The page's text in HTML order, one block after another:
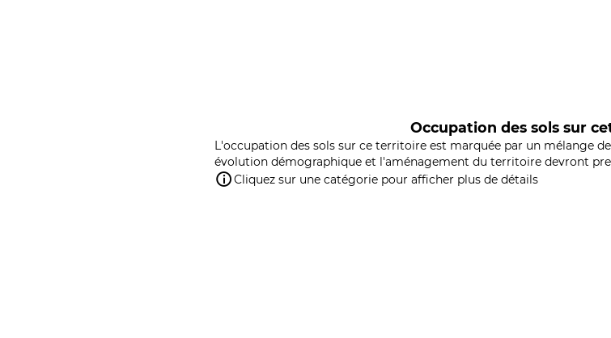
Occupation des sols sur
L'occupation des sols sur ce territoire est marquée par un mélange
évolution démographique et l'aménagement du territoire devront
Cliquez sur une catégorie pour afficher plus de détails